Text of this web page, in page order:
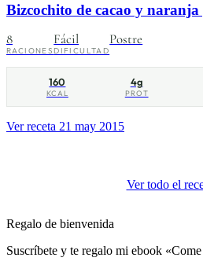
Bizcochito de cacao y
8
RACIONES
Fácil
DIFICULTAD
Postre
160
KCAL
4g
PROT
Ver receta 21 may 2015
Ver todo el
Regalo de bienvenida
Suscríbete y te regalo mi ebook